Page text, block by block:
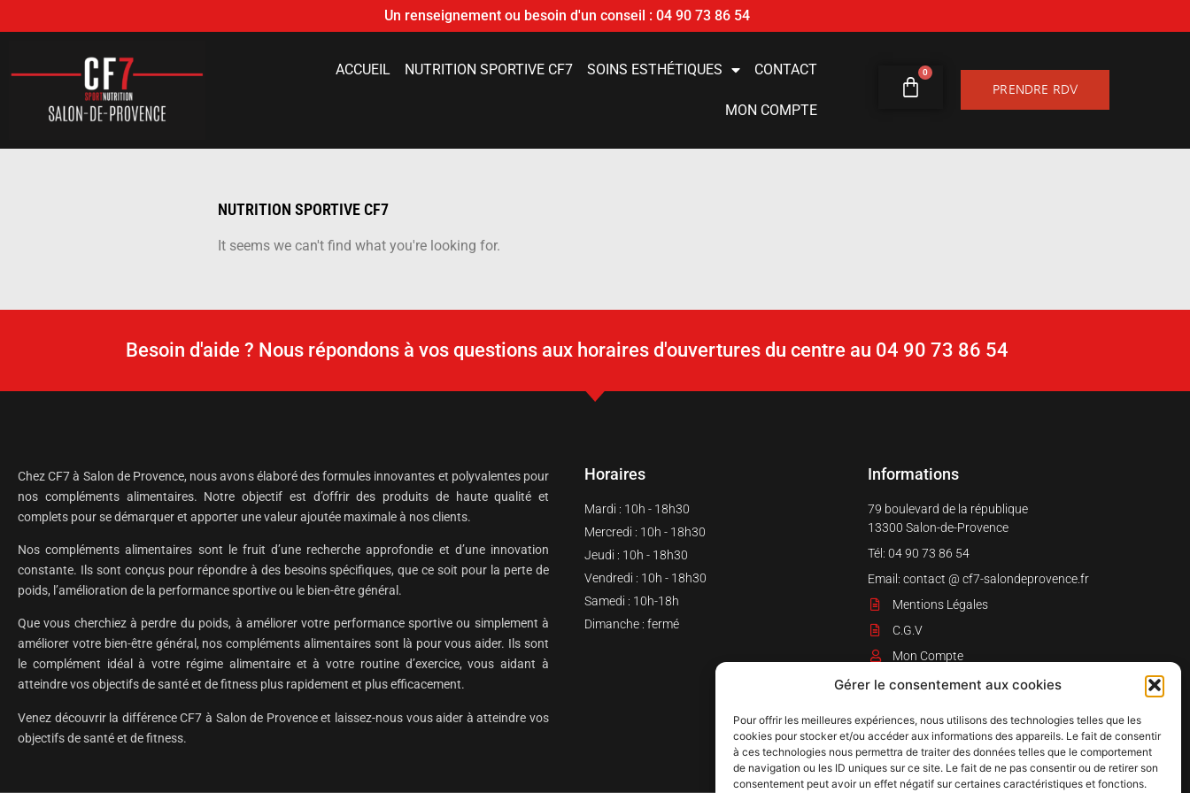
Gérer le consentement aux cookies
Pour offrir les meilleures expériences, nous utilisons des technologies telles que les
cookies pour stocker et/ou accéder aux informations des appareils. Le fait de consentir
à ces technologies nous permettra de traiter des données telles que le comportement
de navigation ou les ID uniques sur ce site. Le fait de ne pas consentir ou de retirer son
consentement peut avoir un effet négatif sur certaines caractéristiques et fonctions.
Un renseignement ou besoin d'un conseil : 04 90 73 86 54
ACCUEIL NUTRITION SPORTIVE CF7 SOINS ESTHÉTIQUES CONTACT
MON COMPTE
0
PRENDRE RDV
NUTRITION SPORTIVE CF7
It seems we can't find what you're looking for.
Besoin d'aide ? Nous répondons à vos questions aux horaires d'ouvertures du centre au ‭04 90 73 86 54
Chez CF7 à Salon de Provence, nous avons élaboré des formules innovantes et polyvalentes pour
nos compléments alimentaires. Notre objectif est d’offrir des produits de haute qualité et
complets pour se démarquer et apporter une valeur ajoutée maximale à nos clients.
Nos compléments alimentaires sont le fruit d’une recherche approfondie et d’une innovation
constante. Ils sont conçus pour répondre à des besoins spécifiques, que ce soit pour la perte de
poids, l’amélioration de la performance sportive ou le bien-être général.
Que vous cherchiez à perdre du poids, à améliorer votre performance sportive ou simplement à
améliorer votre bien-être général, nos compléments alimentaires sont là pour vous aider. Ils sont
le complément idéal à votre régime alimentaire et à votre routine d’exercice, vous aidant à
atteindre vos objectifs de santé et de fitness plus rapidement et plus efficacement.
Venez découvrir la différence CF7 à Salon de Provence et laissez-nous vous aider à atteindre vos
objectifs de santé et de fitness.
Horaires
Mardi : 10h - 18h30
Mercredi : 10h - 18h30
Jeudi : 10h - 18h30
Vendredi : 10h - 18h30
Samedi : 10h-18h
Dimanche : fermé
Informations
79 boulevard de la république
13300 Salon-de-Provence
Tél: ‭04 90 73 86 54
Email: contact @ cf7-salondeprovence.fr
Mentions Légales
C.G.V
Mon Compte
Boutique en ligne